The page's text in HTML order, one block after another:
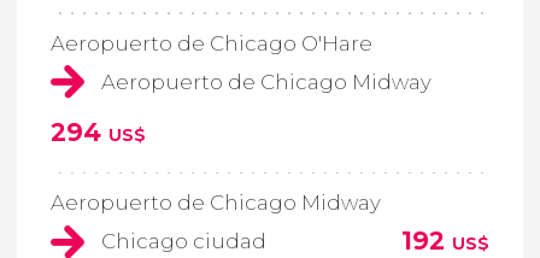
Aeropuerto de Chicago O'Hare
Aeropuerto de Chicago Midway
294 US$
Aeropuerto de Chicago Midway
Chicago ciudad
192 US$